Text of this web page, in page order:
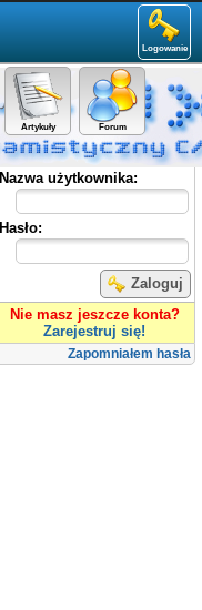
Logowanie
Artykuły Forum
Panel użytkownika
Nazwa użytkownika:
Hasło:
Zaloguj
Nie masz jeszcze konta?
Zarejestruj się!
Zapomniałem hasła